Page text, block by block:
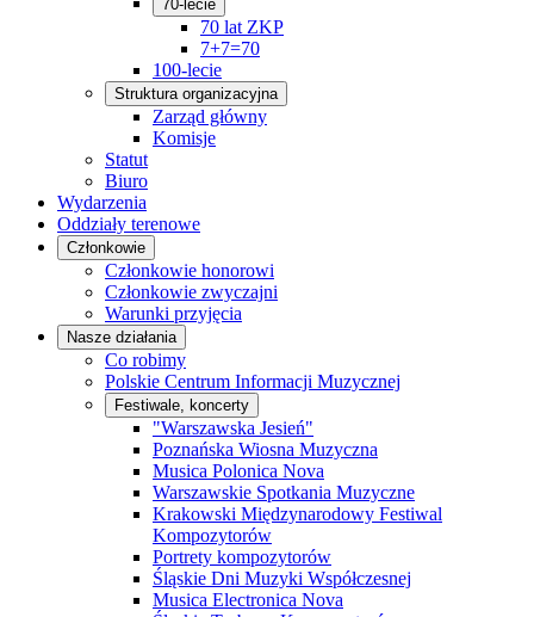
70-lecie
70 lat ZKP
7+7=70
100-lecie
Struktura organizacyjna
Zarząd główny
Komisje
Statut
Biuro
Wydarzenia
Oddziały terenowe
Członkowie
Członkowie honorowi
Członkowie zwyczajni
Warunki przyjęcia
Nasze działania
Co robimy
Polskie Centrum Informacji Muzycznej
Festiwale, koncerty
"Warszawska Jesień"
Poznańska Wiosna Muzyczna
Musica Polonica Nova
Warszawskie Spotkania Muzyczne
Krakowski Międzynarodowy Festiwal
Kompozytorów
Portrety kompozytorów
Śląskie Dni Muzyki Współczesnej
Musica Electronica Nova